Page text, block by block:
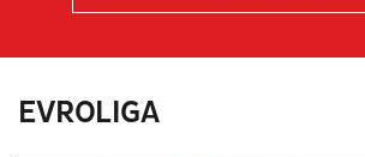
EVROLIGA